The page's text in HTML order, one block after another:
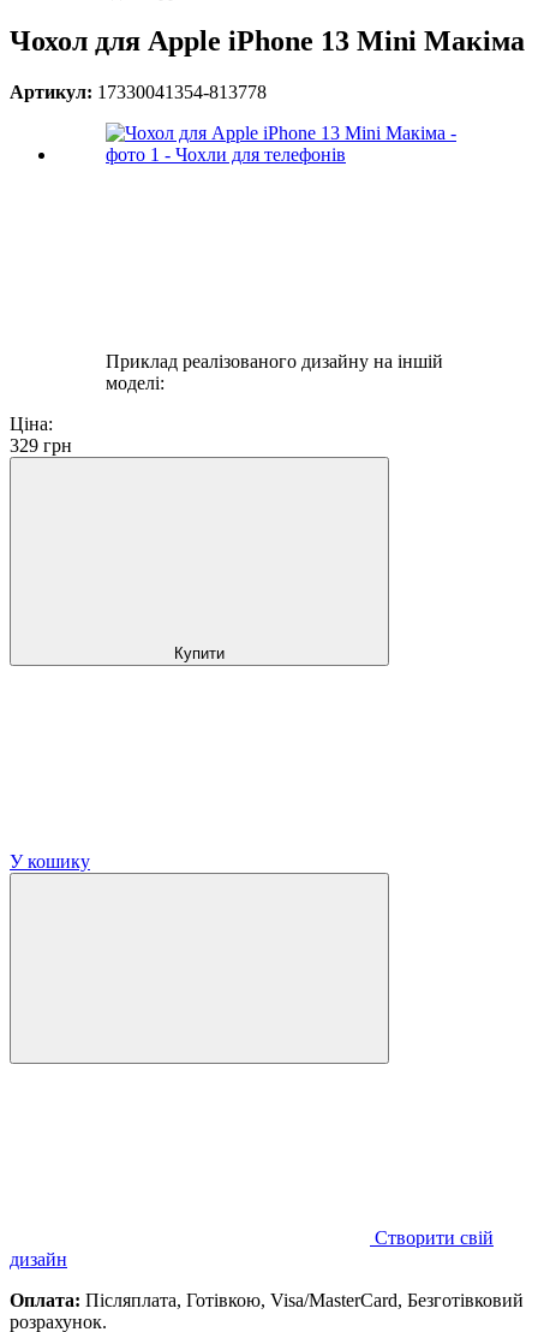
Чохол для Apple iPhone 13 Mini Макіма
Артикул: 17330041354-813778
Приклад реалізованого дизайну на іншій
моделі:
Ціна:
329 грн
Купити
У кошику
Створити свій
дизайн
Оплата: Післяплата, Готівкою, Visa/MasterCard, Безготівковий
розрахунок.